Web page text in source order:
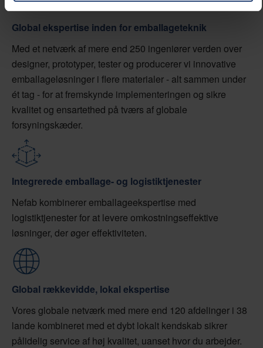
Global ekspertise inden for emballageteknik
Med et netværk af mere end 250 ingeniører verden over
designer, prototyper, tester og producerer vi innovative
emballageløsninger i flere materialer - alt sammen under
ét tag - for at fremskynde implementeringen og sikre
kvalitet og ensartethed på tværs af globale
forsyningskæder.
Integrerede emballage- og logistiktjenester
Nefab kombinerer emballageekspertise med
logistiktjenester for at levere omkostningseffektive
løsninger, der øger effektiviteten.
Global rækkevidde, lokal ekspertise
Vores globale netværk med mere end 120 afdelinger i 38
lande kombineret med et dybt lokalt kendskab sikrer
pålidelig service af høj kvalitet, uanset hvor du arbejder.